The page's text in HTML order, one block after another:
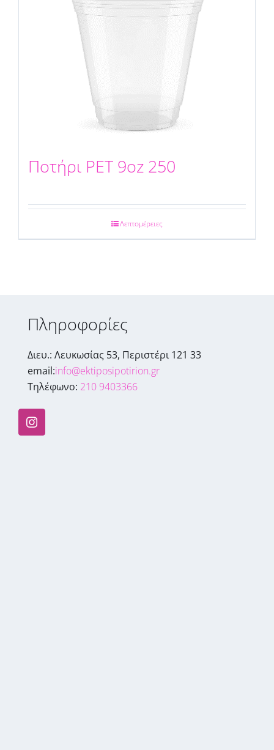
Ποτήρι PET 9oz 250
Λεπτομέρειες
Πληροφορίες
Διευ.: Λευκωσίας 53, Περιστέρι 121 33
email:info@ektiposipotirion.gr
Τηλέφωνο: 210 9403366